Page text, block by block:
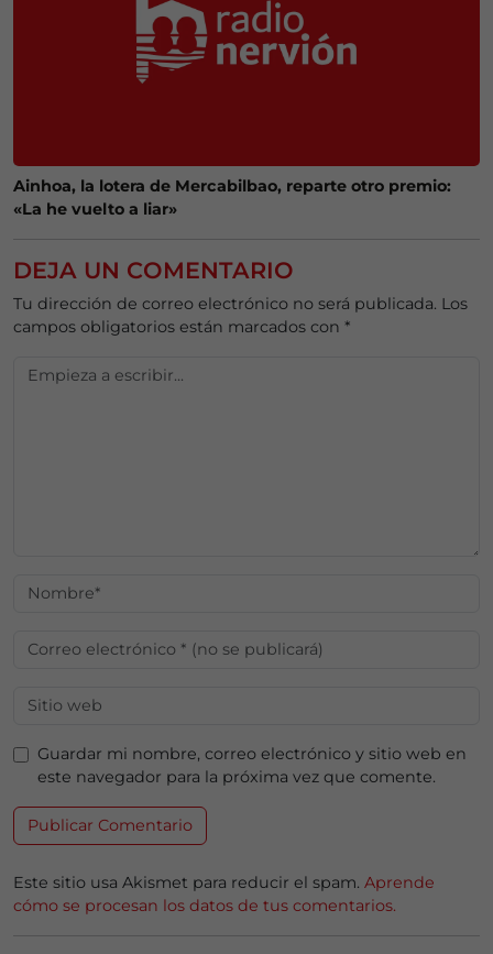
Ainhoa, la lotera de Mercabilbao, reparte otro premio:
«La he vuelto a liar»
DEJA UN COMENTARIO
Tu dirección de correo electrónico no será publicada. Los
campos obligatorios están marcados con *
Guardar mi nombre, correo electrónico y sitio web en
este navegador para la próxima vez que comente.
Este sitio usa Akismet para reducir el spam. Aprende
cómo se procesan los datos de tus comentarios.